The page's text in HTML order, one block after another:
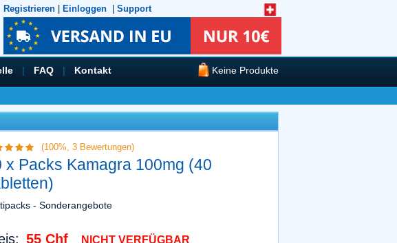
Registrieren Einloggen Support
| FAQ | Kontakt Keine Produkte
(100%, 3Bewertungen)
x Packs Kamagra 100mg (40
- Sonderangebote
55 Chf NICHT VERFÜGBAR